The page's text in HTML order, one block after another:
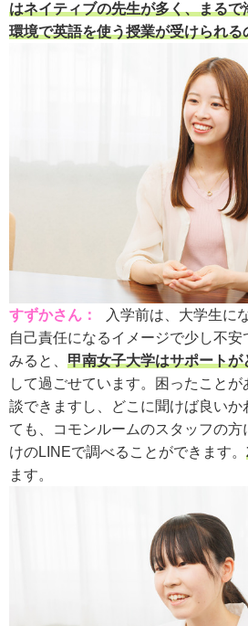
はネイティブの先生が多く、まる
環境で英語を使う授業が受けられる
すずかさん：
入学前は、大学生に
自己責任になるイメージで少し不安
みると、 甲南女子大学はサポート
して過ごせています。困ったこと
談できますし、どこに聞けば良いか
ても、コモンルームのスタッフの方
けのLINEで調べることができます。
ます。